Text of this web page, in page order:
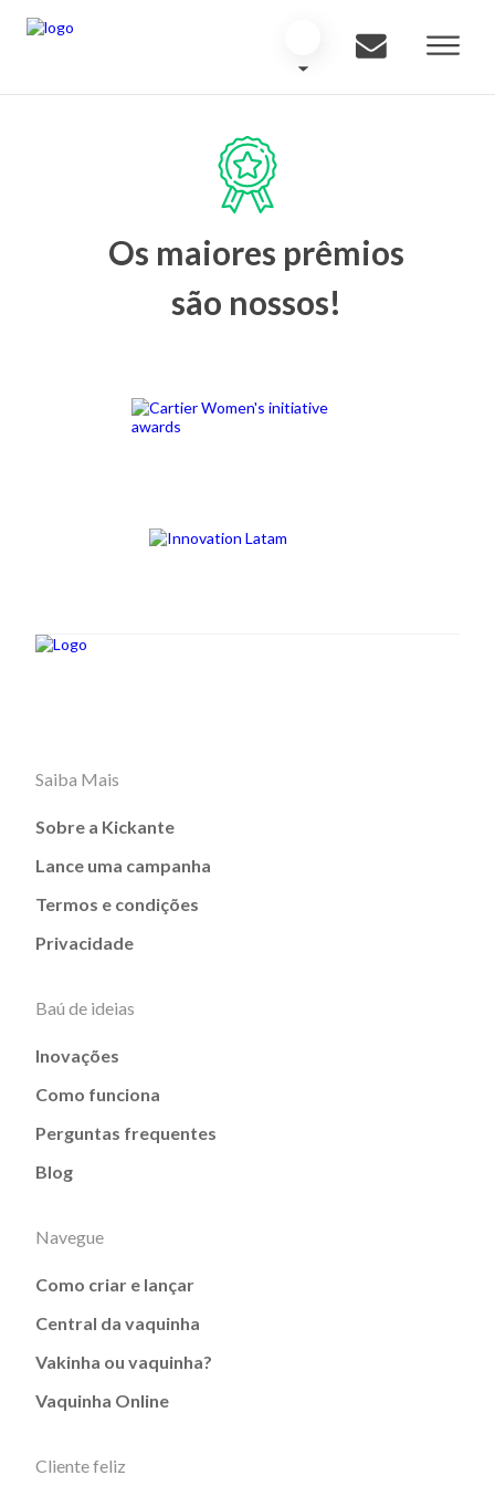
Os maiores prêmios
são nossos!
Saiba Mais
Sobre a Kickante
Lance uma campanha
Termos e condições
Privacidade
Baú de ideias
Inovações
Como funciona
Perguntas frequentes
Blog
Navegue
Como criar e lançar
Central da vaquinha
Vakinha ou vaquinha?
Vaquinha Online
Cliente feliz